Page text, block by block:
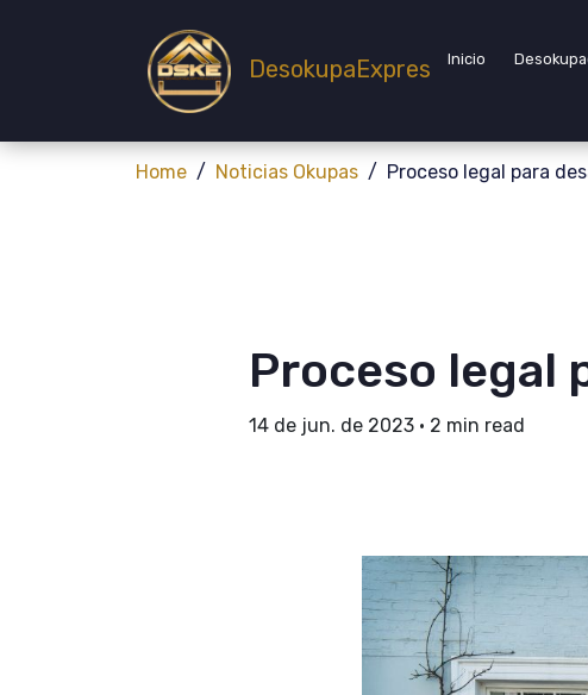
DesokupaExpres Inicio
Home Noticias Okupas Proceso legal para
Proceso legal
14 de jun. de 2023 • 2 min read